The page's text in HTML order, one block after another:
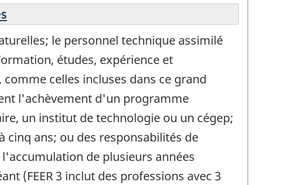
le personnel technique assimilé
études, expérience et
comme celles incluses dans ce grand
l'achèvement d'un programme
un institut de technologie ou un cégep;
ans; ou des responsabilités de
de plusieurs années
(FEER 3 inclut des professions avec 3